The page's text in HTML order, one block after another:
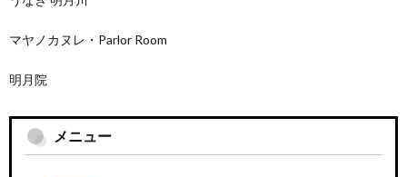
マヤノカヌレ・Parlor Room
明月院
メニュー